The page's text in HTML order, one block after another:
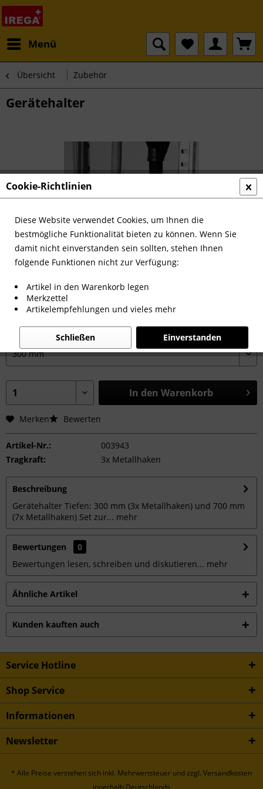
Menü
Übersicht Zubehör
Gerätehalter
12,62 € *
inkl. MwSt.zzgl. Versandkosten_IREGA
Sofort versandfertig, Lieferzeit ca. 1-3 Werktage
In den Warenkorb
Merken Bewerten
Artikel-Nr.:
003943
Tragkraft:
3x Metallhaken
Beschreibung
Gerätehalter Tiefen: 300 mm (3x Metallhaken) und 700 mm
(7x Metallhaken) Set zur... mehr
Bewertungen
0
Bewertungen lesen, schreiben und diskutieren... mehr
Ähnliche Artikel
Kunden kauften auch
Service Hotline
Shop Service
Informationen
Newsletter
* Alle Preise verstehen sich inkl. Mehrwertsteuer undzzgl. Versandkosten
Cookie-Richtlinien
Diese Website verwendet Cookies, um Ihnen die
bestmögliche Funktionalität bieten zu können. Wenn Sie
damit nicht einverstanden sein sollten, stehen Ihnen
folgende Funktionen nicht zur Verfügung:
Artikel in den Warenkorb legen
Merkzettel
Artikelempfehlungen und vieles mehr
Einverstanden
Schließen